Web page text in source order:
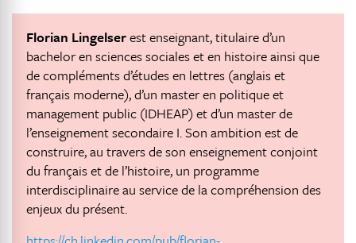
Florian Lingelserest enseignant, titulaire d’un
bachelor en sciences sociales et en histoire ainsi que
de compléments d’études en lettres (anglais et
français moderne), d’un master en politique et
management public (IDHEAP) et d’un master de
l’enseignement secondaire I. Son ambition est de
construire, au travers de son enseignement conjoint
du français et de l’histoire, un programme
interdisciplinaire au service de la compréhension des
enjeux du présent.